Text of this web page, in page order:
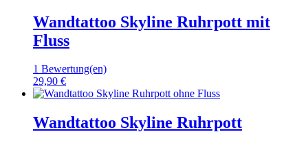
Wandtattoo Skyline Ruhrpott mit
Fluss
1 Bewertung(en)
29,90 €
Wandtattoo Skyline Ruhrpott